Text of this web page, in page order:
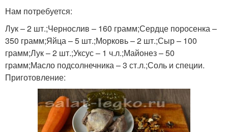
Нам потребуется:
Лук – 2 шт.;Чернослив – 160 грамм;Сердце поросенка –
350 грамм;Яйца – 5 шт.;Морковь – 2 шт.;Сыр – 100
грамм;Лук – 2 шт.;Уксус – 1 ч.л.;Майонез – 50
грамм;Масло подсолнечника – 3 ст.л.;Соль и специи.
Приготовление: